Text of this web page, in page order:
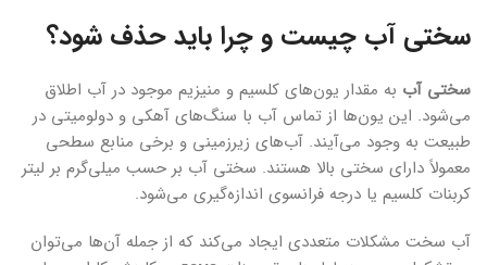
سختی آب چیست و چرا باید حذف شود؟
سختی آب به مقدار یون‌های کلسیم و منیزیم موجود در آب اطلاق
می‌شود. این یون‌ها از تماس آب با سنگ‌های آهکی و دولومیتی در
طبیعت به وجود می‌آیند. آب‌های زیرزمینی و برخی منابع سطحی
معمولاً دارای سختی بالا هستند. سختی آب بر حسب میلی‌گرم بر لیتر
کربنات کلسیم یا درجه فرانسوی اندازه‌گیری می‌شود.
آب سخت مشکلات متعددی ایجاد می‌کند که از جمله آن‌ها می‌توان